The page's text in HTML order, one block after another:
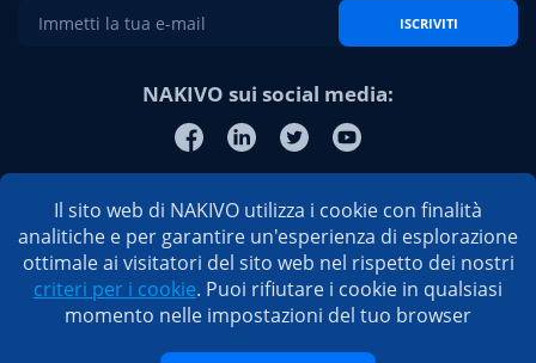
ISCRIVITI
NAKIVO sui social media:
Il sito web di NAKIVO utilizza i cookie con finalità
analitiche e per garantire un'esperienza di esplorazione
ottimale ai visitatori del sito web nel rispetto dei nostri
criteri per i cookie. Puoi rifiutare i cookie in qualsiasi
momento nelle impostazioni del tuo browser